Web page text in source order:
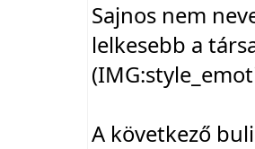
Sajnos nem
lelkesebb a
(IMG:
A következő